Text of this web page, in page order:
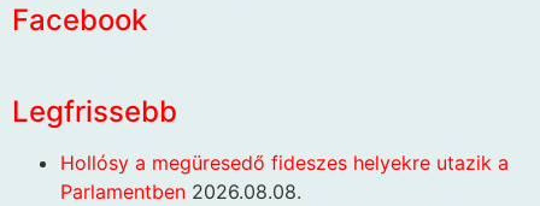
Facebook
Legfrissebb
Hollósy a megüresedő fideszes helyekre utazik a
Parlamentben 2026.08.08.